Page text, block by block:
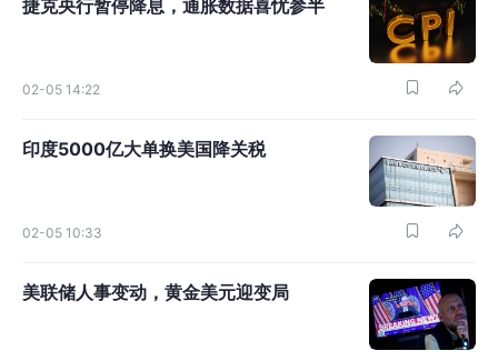
捷克央行暂停降息，通胀数据喜忧参半
02-05 14:22
印度5000亿大单换美国降关税
02-05 10:33
美联储人事变动，黄金美元迎变局